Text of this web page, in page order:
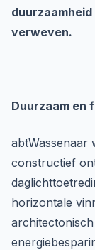
verweven.
Duurzaam en
abtWassenaar
constructief
horizontale